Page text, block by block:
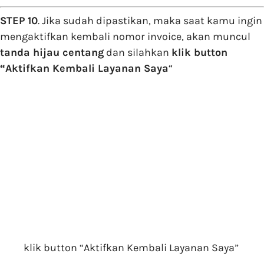
STEP 10. Jika sudah dipastikan, maka saat kamu ingin
mengaktifkan kembali nomor invoice, akan muncul
tanda hijau centang dan silahkan klik button
“Aktifkan Kembali Layanan Saya“
klik button “Aktifkan Kembali Layanan Saya”